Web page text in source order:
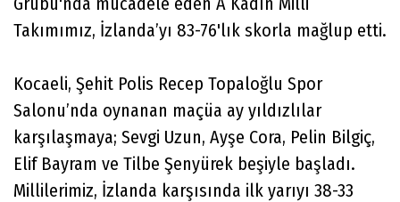
Takımımız, İzlanda’yı 83-76'lık skorla mağlup etti.
Kocaeli, Şehit Polis Recep Topaloğlu Spor
Salonu’nda oynanan maçüa ay yıldızlılar
karşılaşmaya; Sevgi Uzun, Ayşe Cora, Pelin Bilgiç,
Elif Bayram ve Tilbe Şenyürek beşiyle başladı.
Millilerimiz, İzlanda karşısında ilk yarıyı 38-33